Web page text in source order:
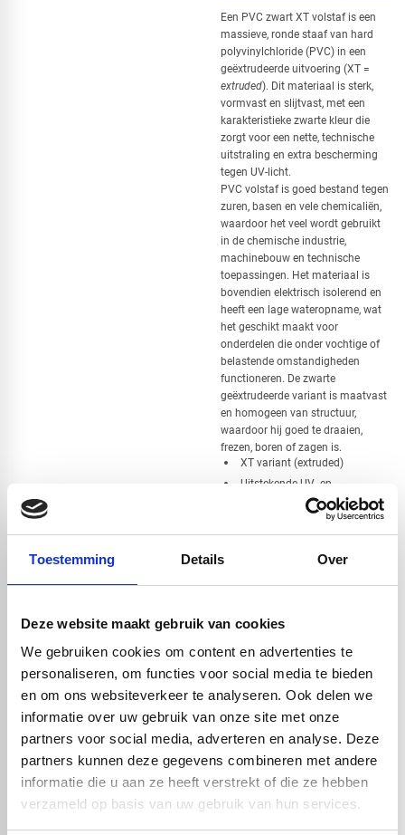
Toestemming Details Over
Deze website maakt gebruik van cookies
We gebruiken cookies om content en advertenties te
personaliseren, om functies voor social media te bieden
en om ons websiteverkeer te analyseren. Ook delen we
informatie over uw gebruik van onze site met onze
partners voor social media, adverteren en analyse. Deze
partners kunnen deze gegevens combineren met andere
informatie die u aan ze heeft verstrekt of die ze hebben
verzameld op basis van uw gebruik van hun services.
Een PVC zwart XT volstaf is een
massieve, ronde staaf van hard
polyvinylchloride (PVC) in een
geëxtrudeerde uitvoering (XT =
extruded). Dit materiaal is sterk,
vormvast en slijtvast, met een
karakteristieke zwarte kleur die
zorgt voor een nette, technische
uitstraling en extra bescherming
tegen UV-licht.
PVC volstaf is goed bestand tegen
zuren, basen en vele chemicaliën,
waardoor het veel wordt gebruikt
in de chemische industrie,
machinebouw en technische
toepassingen. Het materiaal is
bovendien elektrisch isolerend en
heeft een lage wateropname, wat
het geschikt maakt voor
onderdelen die onder vochtige of
belastende omstandigheden
functioneren. De zwarte
geëxtrudeerde variant is maatvast
en homogeen van structuur,
waardoor hij goed te draaien,
frezen, boren of zagen is.
XT variant (extruded)
Uitstekende UV- en
weerbestendigheid
Diameter: 20mm
Lengte: 2000mm
Handig om er bij te kopen